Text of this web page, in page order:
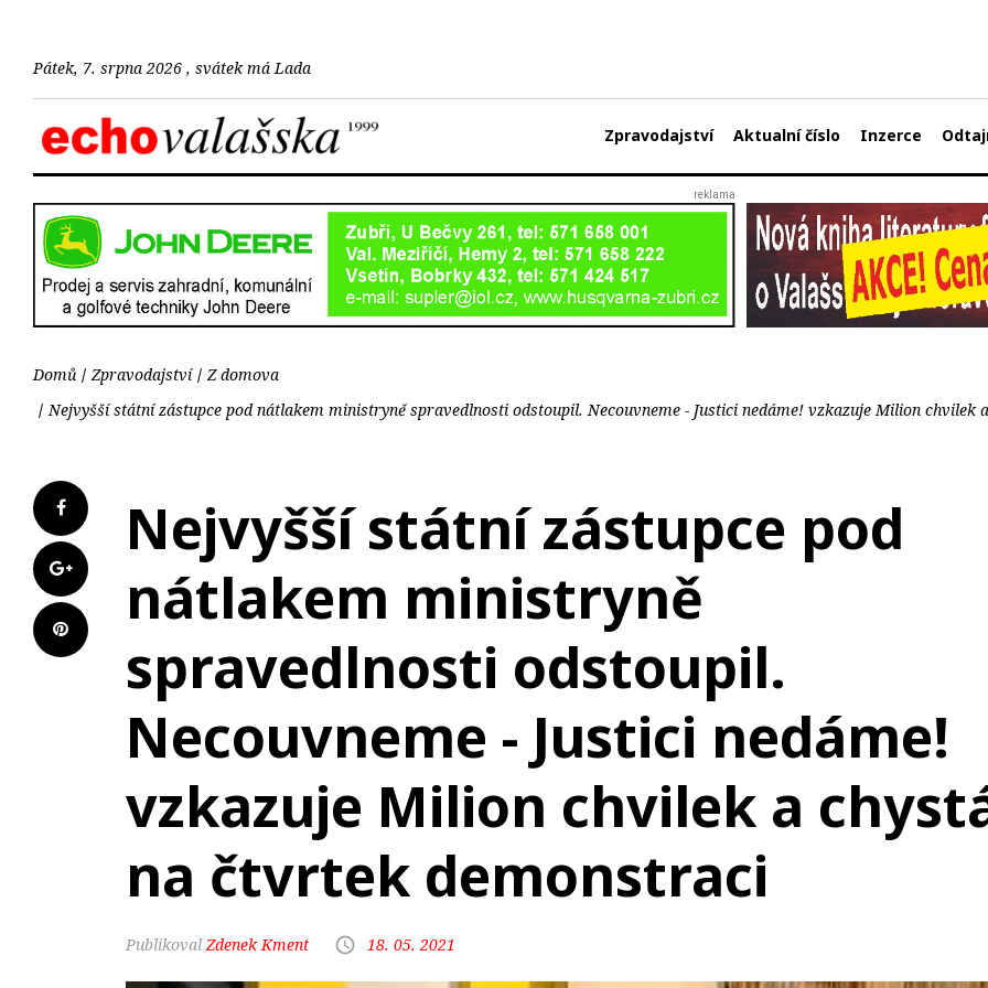
Pátek, 7. srpna 2026 , svátek má Lada
Zpravodajství Aktualní číslo Inzerce
Domů Zpravodajství
Z domova
Nejvyšší státní zástupce pod nátlakem ministryně spravedlnosti odstoupil. Necouvneme - Justici nedáme! vzkazuje Milion chvilek
Nejvyšší státní zástupce pod
nátlakem ministryně
spravedlnosti odstoupil.
Necouvneme - Justici nedáme!
vzkazuje Milion chvilek a
na čtvrtek demonstraci
Zdenek Kment 18. 05. 2021